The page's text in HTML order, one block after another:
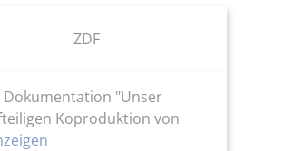
ZDF
Dokumentation "Unser
Koproduktion von